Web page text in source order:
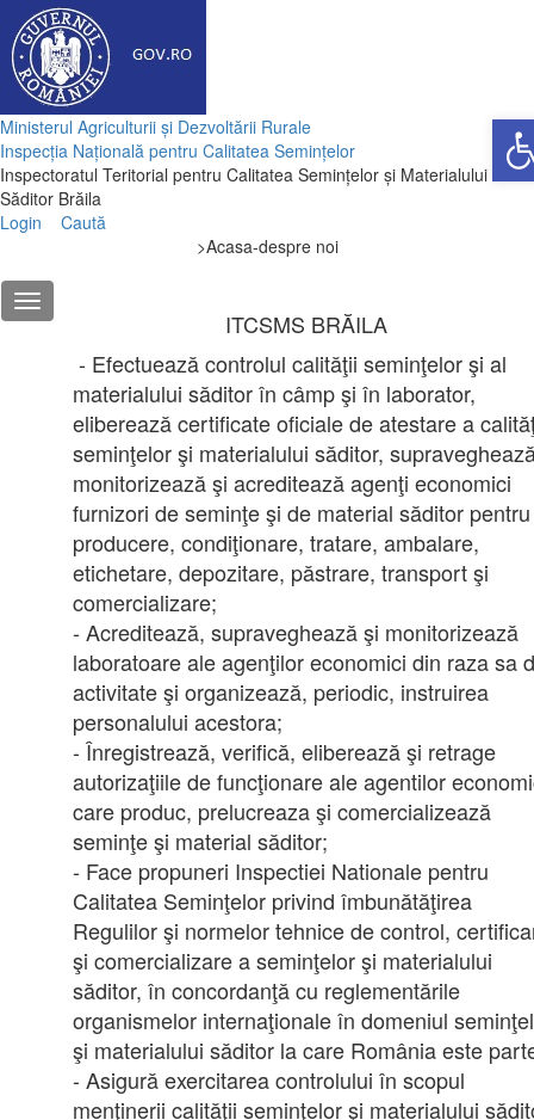
Ministerul Agriculturii și Dezvoltării Rurale
Inspecția Națională pentru Calitatea Semințelor
Inspectoratul Teritorial pentru Calitatea Semințelor și Materialului
Săditor Brăila
Login
Caută
>Acasa-despre noi
ITCSMS BRĂILA
- Efectuează controlul calităţii seminţelor şi al
materialului săditor în câmp şi în laborator,
eliberează certificate oficiale de atestare a
seminţelor şi materialului săditor,
monitorizează şi acreditează agenţi economici
furnizori de seminţe şi de material săditor pentru
producere, condiţionare, tratare, ambalare,
etichetare, depozitare, păstrare, transport şi
comercializare;
- Acreditează, supraveghează şi monitorizează
laboratoare ale agenţilor economici din raza sa
activitate şi organizează, periodic, instruirea
personalului acestora;
- Înregistrează, verifică, eliberează şi retrage
autorizaţiile de funcţionare ale agentilor
care produc, prelucreaza şi comercializează
seminţe şi material săditor;
- Face propuneri Inspectiei Nationale pentru
Calitatea Seminţelor privind îmbunătăţirea
Regulilor şi normelor tehnice de control,
şi comercializare a seminţelor şi materialului
săditor, în concordanţă cu reglementările
organismelor internaţionale în domeniul
şi materialului săditor la care România este
- Asigură exercitarea controlului în scopul
menţinerii calităţii seminţelor şi materialului